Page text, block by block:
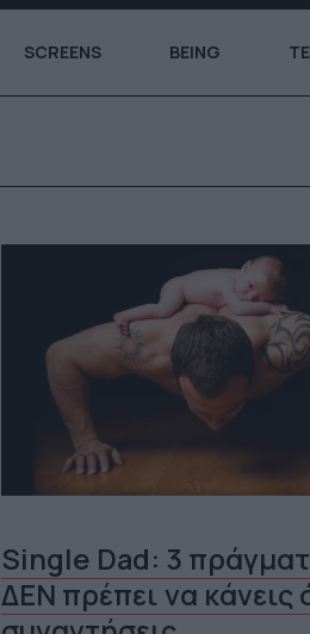
SCREENS BEING
Single Dad: 3
ΔΕΝ πρέπει να κάνεις